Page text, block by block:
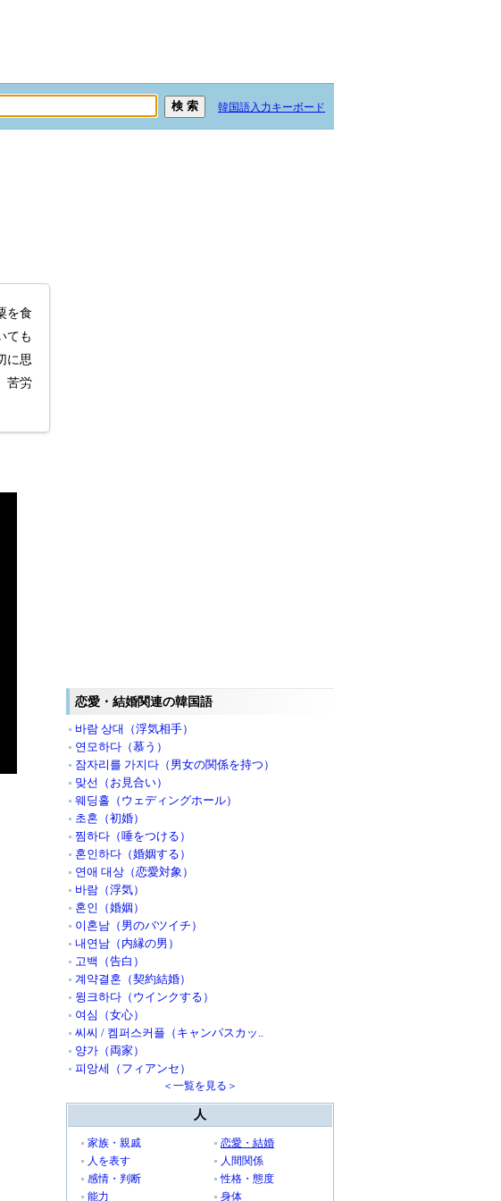
韓国語入力キーボード
を食
ても
に思
苦労
恋愛・結婚関連の韓国語
바람 상대（浮気相手）
연모하다（慕う）
잠자리를 가지다（男女の関係を持つ）
맞선（お見合い）
웨딩홀（ウェディングホール）
초혼（初婚）
찜하다（唾をつける）
혼인하다（婚姻する）
연애 대상（恋愛対象）
바람（浮気）
혼인（婚姻）
이혼남（男のバツイチ）
내연남（内縁の男）
고백（告白）
계약결혼（契約結婚）
윙크하다（ウインクする）
여심（女心）
씨씨 / 켐퍼스커플（キャンパスカッ..
양가（両家）
피앙세（フィアンセ）
＜一覧を見る＞
人
家族・親戚
恋愛・結婚
人を表す
人間関係
感情・判断
性格・態度
能力
身体